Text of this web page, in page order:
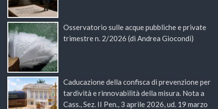
Osservatorio sulle acque pubbliche e private
trimestre n. 2/2026 (di Andrea Giocondi)
Caducazione della confisca di prevenzione per
tardività e rinnovabilità della misura. Nota a
Cass., Sez. II Pen., 3 aprile 2026, ud. 19 marzo